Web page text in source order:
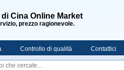
Cina Online Market
prezzo ragionevole.
Controllo di qualità Contattici